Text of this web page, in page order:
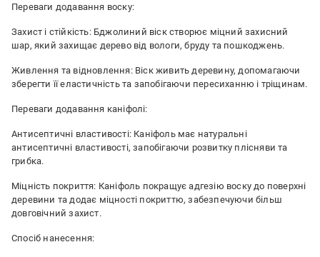
Переваги додавання воску:
Захист і стійкість: Бджолиний віск створює міцний захисний
шар, який захищає дерево від вологи, бруду та пошкоджень.
Живлення та відновлення: Віск живить деревину, допомагаючи
зберегти її еластичність та запобігаючи пересиханню і тріщинам.
Переваги додавання каніфолі:
Антисептичні властивості: Каніфоль має натуральні
антисептичні властивості, запобігаючи розвитку плісняви та
грибка.
Міцність покриття: Каніфоль покращує адгезію воску до поверхні
деревини та додає міцності покриттю, забезпечуючи більш
довговічний захист.
Спосіб нанесення: